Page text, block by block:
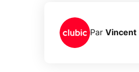
Par Vincent